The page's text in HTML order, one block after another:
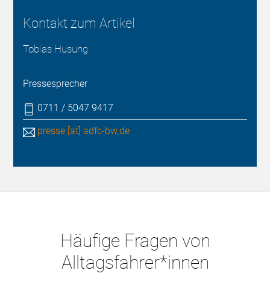
Kontakt zum Artikel
Tobias Husung
Pressesprecher
0711 / 5047 9417
presse [at] adfc-bw.de
Häufige Fragen von
Alltagsfahrer*innen